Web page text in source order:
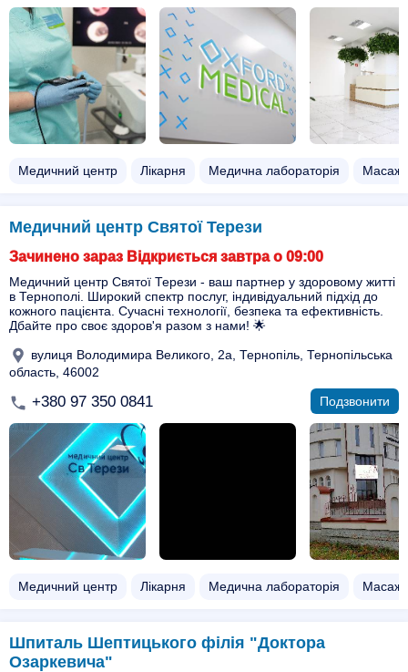
Медичний центр Лікарня Медична лабораторія Масаж
Медичний центр Святої Терези
Зачинено зараз Відкриється завтра о 09:00
Медичний центр Святої Терези - ваш партнер у здоровому житті
в Тернополі. Широкий спектр послуг, індивідуальний підхід до
кожного пацієнта. Сучасні технології, безпека та ефективність.
Дбайте про своє здоров'я разом з нами! 🌟
вулиця Володимира Великого, 2а, Тернопіль, Тернопільська
область, 46002
+380 97 350 0841 Подзвонити
Медичний центр Лікарня Медична лабораторія Масаж
Шпиталь Шептицького філія "Доктора
Озаркевича"